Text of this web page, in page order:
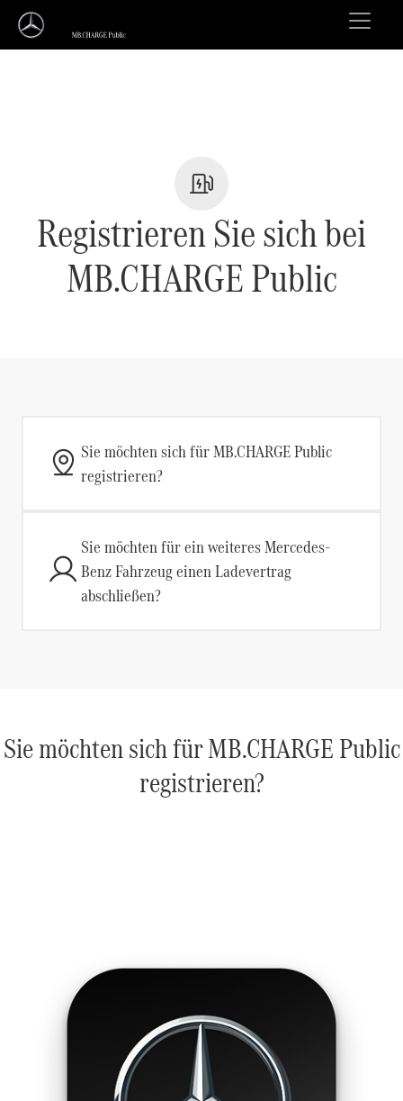
Registrieren Sie sich bei
MB.CHARGE Public
Sie möchten sich für MB.CHARGE Public
registrieren?
Sie möchten für ein weiteres Mercedes-
Benz Fahrzeug einen Ladevertrag
abschließen?
Sie möchten sich für MB.CHARGE Public
registrieren?